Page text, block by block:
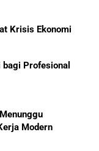
Krisis Ekonomi
Profesional
Modern